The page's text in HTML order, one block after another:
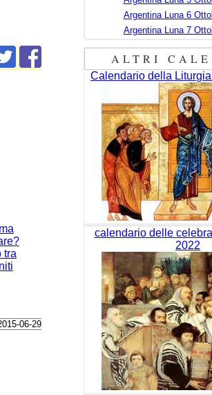
tra
06-29
Argentina Luna 6
Argentina Luna 7
ALTRI
Calendario della
calendario delle
2022